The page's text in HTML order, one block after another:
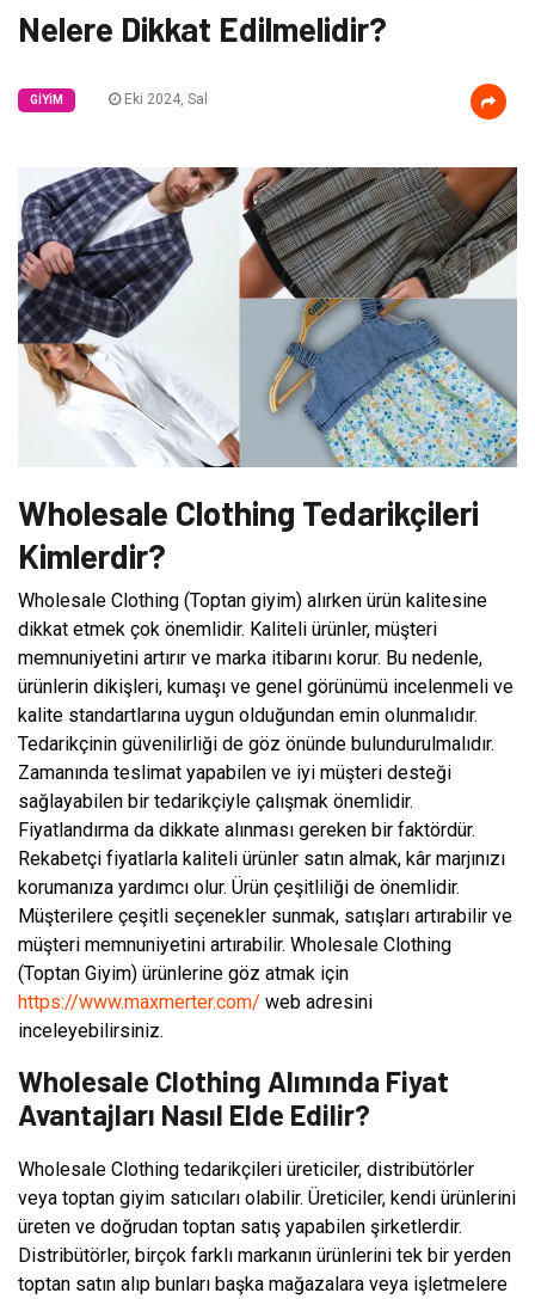
Nelere Dikkat Edilmelidir?
GIYIM Eki 2024, Sal
Wholesale Clothing Tedarikçileri
Kimlerdir?
Wholesale Clothing (Toptan giyim) alırken ürün kalitesine
dikkat etmek çok önemlidir. Kaliteli ürünler, müşteri
memnuniyetini artırır ve marka itibarını korur. Bu nedenle,
ürünlerin dikişleri, kumaşı ve genel görünümü incelenmeli ve
kalite standartlarına uygun olduğundan emin olunmalıdır.
Tedarikçinin güvenilirliği de göz önünde bulundurulmalıdır.
Zamanında teslimat yapabilen ve iyi müşteri desteği
sağlayabilen bir tedarikçiyle çalışmak önemlidir.
Fiyatlandırma da dikkate alınması gereken bir faktördür.
Rekabetçi fiyatlarla kaliteli ürünler satın almak, kâr marjınızı
korumanıza yardımcı olur. Ürün çeşitliliği de önemlidir.
Müşterilere çeşitli seçenekler sunmak, satışları artırabilir ve
müşteri memnuniyetini artırabilir. Wholesale Clothing
(Toptan Giyim) ürünlerine göz atmak için
https://www.maxmerter.com/ web adresini
inceleyebilirsiniz.
Wholesale Clothing Alımında Fiyat
Avantajları Nasıl Elde Edilir?
Wholesale Clothing tedarikçileri üreticiler, distribütörler
veya toptan giyim satıcıları olabilir. Üreticiler, kendi ürünlerini
üreten ve doğrudan toptan satış yapabilen şirketlerdir.
Distribütörler, birçok farklı markanın ürünlerini tek bir yerden
toptan satın alıp bunları başka mağazalara veya işletmelere